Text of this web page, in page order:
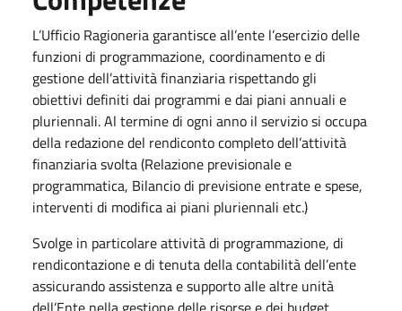
L’Ufficio Ragioneria garantisce all’ente l’esercizio delle
funzioni di programmazione, coordinamento e di
gestione dell’attività finanziaria rispettando gli
obiettivi definiti dai programmi e dai piani annuali e
pluriennali. Al termine di ogni anno il servizio si occupa
della redazione del rendiconto completo dell’attività
finanziaria svolta (Relazione previsionale e
programmatica, Bilancio di previsione entrate e spese,
interventi di modifica ai piani pluriennali etc.)
Svolge in particolare attività di programmazione, di
rendicontazione e di tenuta della contabilità dell’ente
assicurando assistenza e supporto alle altre unità